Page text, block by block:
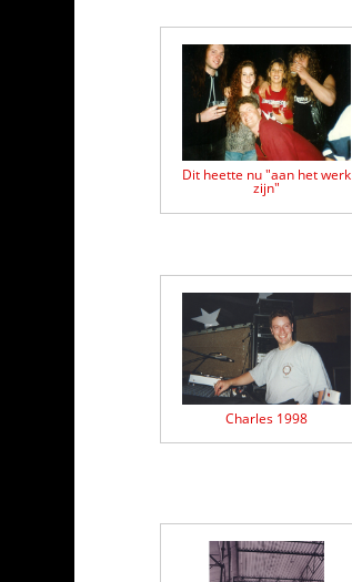
Dit heette nu "aan het werk
zijn"
Charles 1998